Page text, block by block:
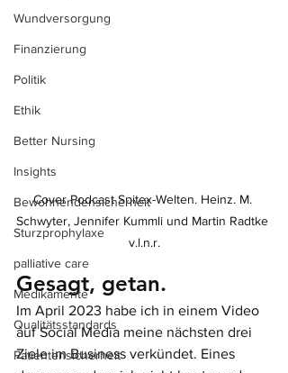
Wundversorgung
Finanzierung
Politik
Ethik
Better Nursing
Insights
Bewohnendensicherheit
Sturzprophylaxe
palliative care
Medikamente
Qualitätsstandards
Patientensicherheit
Cover Podcast Spitex-Welten. Heinz. M.
Schwyter, Jennifer Kummli und Martin Radtke
v.l.n.r.
Gesagt, getan.
Im April 2023 habe ich in einem Video
auf Social Media meine nächsten drei
Ziele im Business verkündet. Eines